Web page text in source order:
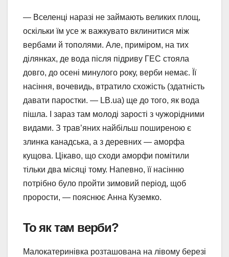
— Вселенці наразі не займають великих площ,
оскільки їм усе ж важкувато вклинитися між
вербами й тополями. Але, приміром, на тих
ділянках, де вода після підриву ГЕС стояла
довго, до осені минулого року, верби немає. Її
насіння, вочевидь, втратило схожість (здатність
давати паростки. — LB.ua) ще до того, як вода
пішла. І зараз там молоді зарості з чужорідними
видами. З трав’яних найбільш поширеною є
злинка канадська, а з деревних — аморфа
кущова. Цікаво, що сходи аморфи помітили
тільки два місяці тому. Напевно, її насінню
потрібно було пройти зимовий період, щоб
прорости, — пояснює Анна Куземко.
То як там верби?
Малокатеринівка розташована на лівому березі